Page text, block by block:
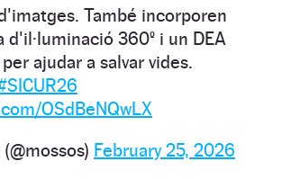
També incorporen
d'il·luminació 360º i un DEA
ajudar a salvar vides.
OSdBeNQwLX
February 25, 2026